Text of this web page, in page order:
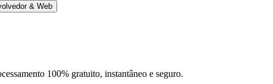
& Web
100% gratuito, instantâneo e seguro.